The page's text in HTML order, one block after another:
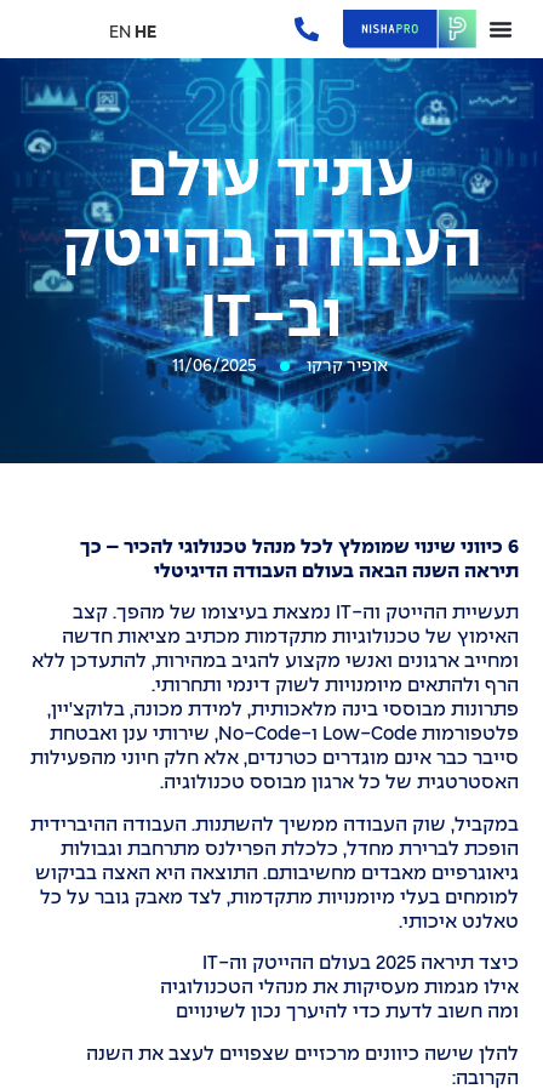
עתיד עולם
העבודה בהייטק
וב-IT
אופיר קרקו 11/06/2025
6 כיווני שינוי שמומלץ לכל מנהל טכנולוגי להכיר – כך
תיראה השנה הבאה בעולם העבודה הדיגיטלי
תעשיית ההייטק וה-IT נמצאת בעיצומו של מהפך. קצב
האימוץ של טכנולוגיות מתקדמות מכתיב מציאות חדשה
ומחייב ארגונים ואנשי מקצוע להגיב במהירות, להתעדכן ללא
הרף ולהתאים מיומנויות לשוק דינמי ותחרותי.
פתרונות מבוססי בינה מלאכותית, למידת מכונה, בלוקצ'יין,
פלטפורמות Low-Code ו-No-Code, שירותי ענן ואבטחת
סייבר כבר אינם מוגדרים כטרנדים, אלא חלק חיוני מהפעילות
האסטרטגית של כל ארגון מבוסס טכנולוגיה.
במקביל, שוק העבודה ממשיך להשתנות. העבודה ההיברידית
הופכת לברירת מחדל, כלכלת הפרילנס מתרחבת וגבולות
גיאוגרפיים מאבדים מחשיבותם. התוצאה היא האצה בביקוש
למומחים בעלי מיומנויות מתקדמות, לצד מאבק גובר על כל
טאלנט איכותי.
כיצד תיראה 2025 בעולם ההייטק וה-IT
אילו מגמות מעסיקות את מנהלי הטכנולוגיה
ומה חשוב לדעת כדי להיערך נכון לשינויים
להלן שישה כיוונים מרכזיים שצפויים לעצב את השנה
הקרובה:
EN HE